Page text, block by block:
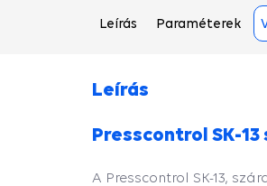
Leírás Paraméterek
Leírás
Presscontrol SK-
A Presscontrol SK-13,